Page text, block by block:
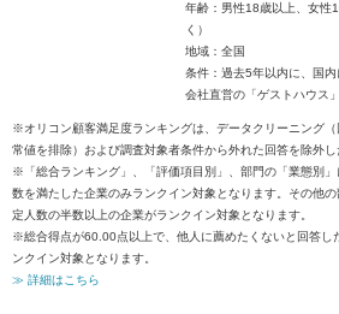
年齢：男性18歳以上、女性
く）
地域：全国
条件：過去5年以内に、国
会社直営の「ゲストハウス
※オリコン顧客満足度ランキングは、データクリーニング
常値を排除）および調査対象者条件から外れた回答を除外し
※「総合ランキング」、「評価項目別」、部門の「業態別」
数を満たした企業のみランクイン対象となります。その他
定人数の半数以上の企業がランクイン対象となります。
※総合得点が60.00点以上で、他人に薦めたくないと回答し
ンクイン対象となります。
≫ 詳細はこちら